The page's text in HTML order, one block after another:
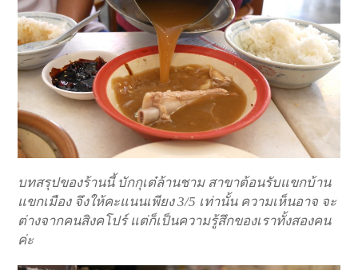
บทสรุปของร้านนี้ บักกุเต๋ล้านชาม สาขาต้อนรับแขกบ้าน
แขกเมือง จึงให้คะแนนเพียง 3/5 เท่านั้น ความเห็นอาจ จะ
ต่างจากคนสิงคโปร์ แต่ก็เป็นความรู้สึกของเราทั้งสองคน
ค่ะ